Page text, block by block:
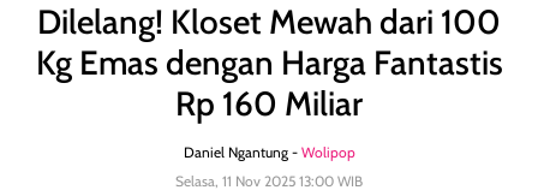
Dilelang! Kloset Mewah dari 100
Kg Emas dengan Harga Fantastis
Rp 160 Miliar
Daniel Ngantung - Wolipop
Selasa, 11 Nov 2025 13:00 WIB